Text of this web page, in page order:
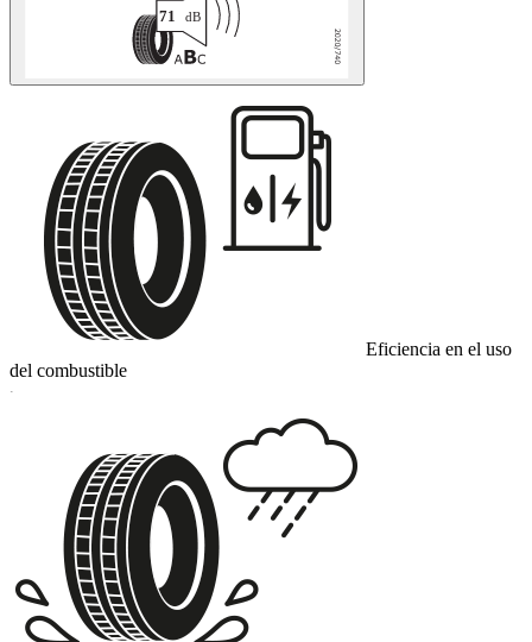
Eficiencia en el uso
del combustible
C